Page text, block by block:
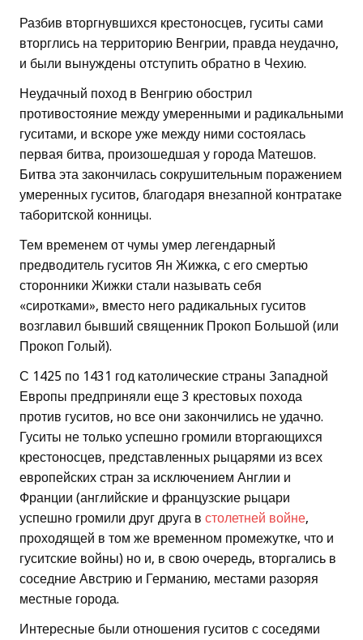
Разбив вторгнувшихся крестоносцев, гуситы сами
вторглись на территорию Венгрии, правда неудачно,
и были вынуждены отступить обратно в Чехию.
Неудачный поход в Венгрию обострил
противостояние между умеренными и радикальными
гуситами, и вскоре уже между ними состоялась
первая битва, произошедшая у города Матешов.
Битва эта закончилась сокрушительным поражением
умеренных гуситов, благодаря внезапной контратаке
таборитской конницы.
Тем временем от чумы умер легендарный
предводитель гуситов Ян Жижка, с его смертью
сторонники Жижки стали называть себя
«сиротками», вместо него радикальных гуситов
возглавил бывший священник Прокоп Большой (или
Прокоп Голый).
С 1425 по 1431 год католические страны Западной
Европы предприняли еще 3 крестовых похода
против гуситов, но все они закончились не удачно.
Гуситы не только успешно громили вторгающихся
крестоносцев, представленных рыцарями из всех
европейских стран за исключением Англии и
Франции (английские и французские рыцари
успешно громили друг друга в столетней войне,
проходящей в том же временном промежутке, что и
гуситские войны) но и, в свою очередь, вторгались в
соседние Австрию и Германию, местами разоряя
местные города.
Интересные были отношения гуситов с соседями